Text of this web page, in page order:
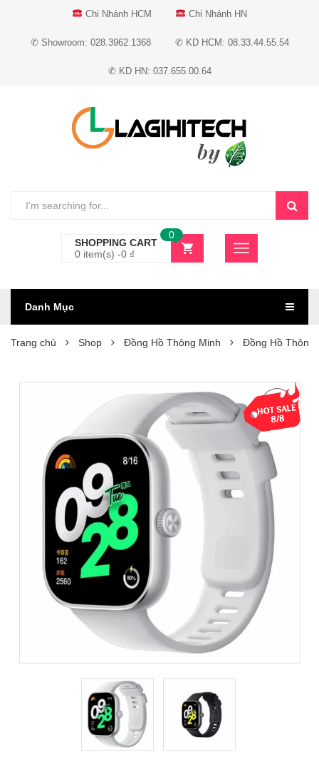
Chi Nhánh HCM Chi Nhánh HN
✆ Showroom: 028.3962.1368 ✆ KD HCM: 08.33.44.55.54
✆ KD HN: 037.655.00.64
SHOPPING CART
0 item(s) -0 ₫
0
Danh Mục
Trang chủ Shop Đồng Hồ Thông Minh Đồng Hồ Thông